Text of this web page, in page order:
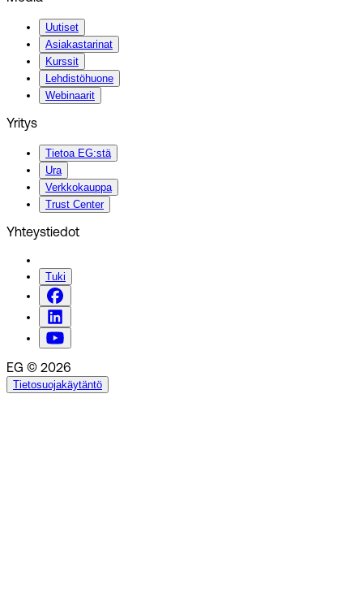
Uutiset
Asiakastarinat
Kurssit
Lehdistöhuone
Webinaarit
Yritys
Tietoa EG:stä
Ura
Verkkokauppa
Trust Center
Yhteystiedot
Tuki
EG © 2026
Tietosuojakäytäntö